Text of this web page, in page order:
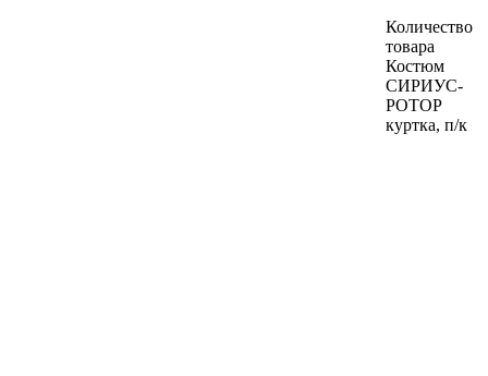
Количество
товара
Костюм
СИРИУС-
РОТОР
куртка, п/к